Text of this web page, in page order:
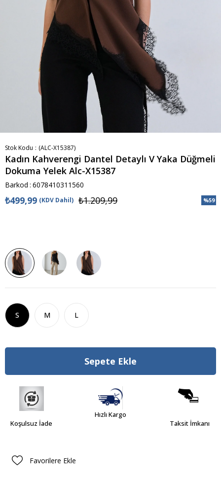
Stok Kodu (ALC-X15387)
Kadın Kahverengi Dantel Detaylı V Yaka Düğmeli
Dokuma Yelek Alc-X15387
Barkod : 6078410311560
%59
₺1.209,99
₺499,99 (KDV Dahil)
S M L
Koşulsuz İade
Hızlı Kargo
Taksit İmkanı
Favorilere Ekle